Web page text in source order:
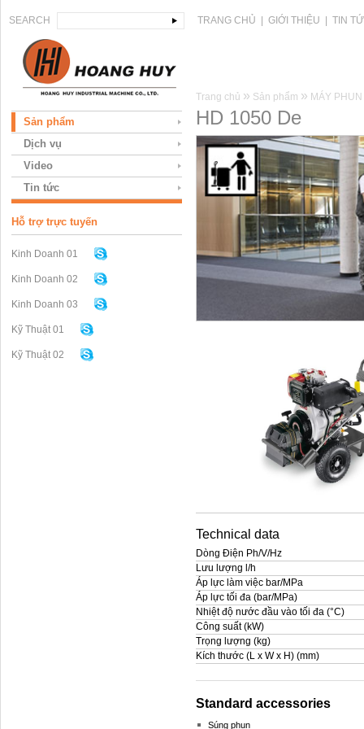
SEARCH TRANG CHỦ GIỚI THIỆU TIN
Trang chủ » Sản phẩm » MÁY
HD 1050 De
Sản phẩm
Dịch vụ
Video
Tin tức
Hỗ trợ trực tuyến
Kinh Doanh 01
Kinh Doanh 02
Kinh Doanh 03
Kỹ Thuật 01
Kỹ Thuật 02
Technical data
Dòng Điện Ph/V/Hz
Lưu lượng l/h
Áp lực làm việc bar/MPa
Áp lực tối đa (bar/MPa)
Nhiệt độ nước đầu vào tối đa (°C)
Công suất (kW)
Trọng lượng (kg)
Kích thước (L x W x H) (mm)
Standard accessories
Súng phun